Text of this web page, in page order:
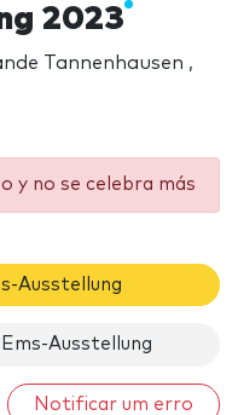
2023
Tannenhausen ,
y no se celebra más
Ausstellung
Ausstellung
Notificar um erro